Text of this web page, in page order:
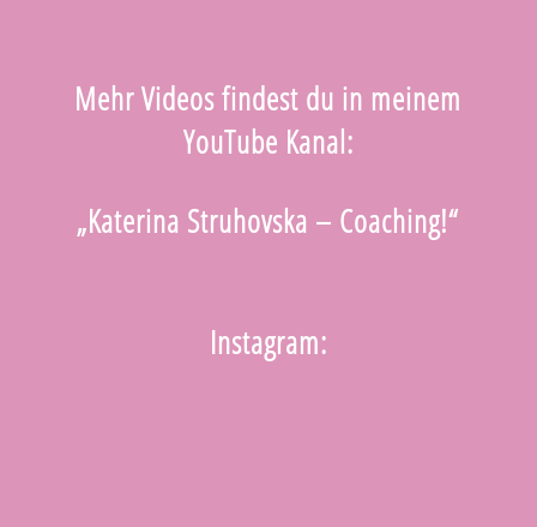
Mehr Videos findest du in meinem
YouTube Kanal:
„Katerina Struhovska – Coaching!“
Instagram: